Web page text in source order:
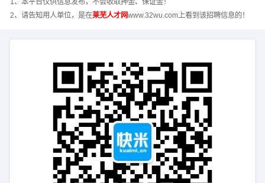
1、本平台仅供信息发布，不会收取押金、保证金！
2、请告知用人单位，是在莱芜人才网www.32wu.com上看到该招聘信息的！